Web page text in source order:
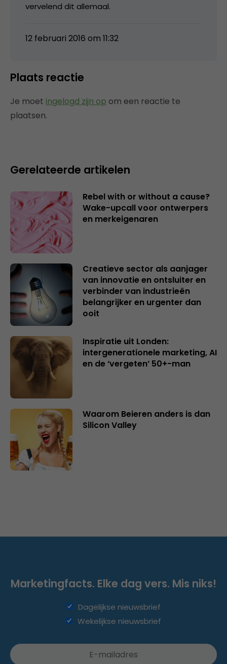
vervelend dit allemaal.
12 februari 2016 om 11:32
Plaats reactie
Je moet ingelogd zijn op om een reactie te
plaatsen.
Gerelateerde artikelen
Rebel with or without a cause?
Wake-upcall voor ontwerpers
en merkeigenaren
Creatieve sector als aanjager
van innovatie en ontsluiter en
verbinder van industrieën
belangrijker en urgenter dan
ooit
Inspiratie uit Londen:
intergenerationele marketing, AI
en de ‘vergeten’ 50+-man
Waarom Beieren anders is dan
Silicon Valley
Marketingfacts. Elke dag vers. Mis niks!
Dagelijkse nieuwsbrief
Wekelijkse nieuwsbrief